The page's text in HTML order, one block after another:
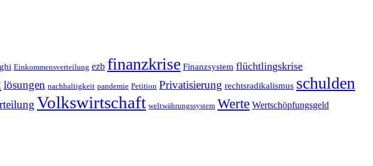
Einkommensverteilung ezb finanzkrise Finanzsystem flüchtlingskrise
lösungen nachhaltigkeit pandemie Petition Privatisierung rechtsradikalismus schulden
Volkswirtschaft weltwährungssystem Werte Wertschöpfungsgeld